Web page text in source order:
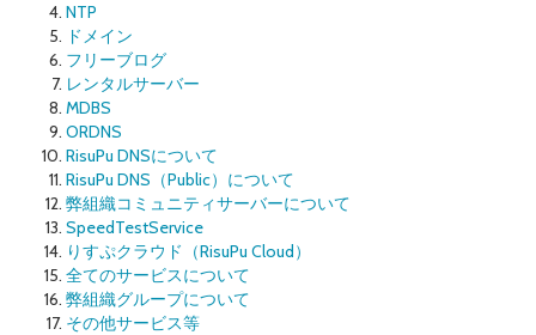
NTP
ドメイン
フリーブログ
レンタルサーバー
MDBS
ORDNS
RisuPu DNSについて
RisuPu DNS（Public）について
弊組織コミュニティサーバーについて
SpeedTestService
りすぷクラウド（RisuPu Cloud）
全てのサービスについて
弊組織グループについて
その他サービス等